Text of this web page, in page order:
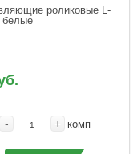
роликовые L-
- + комп